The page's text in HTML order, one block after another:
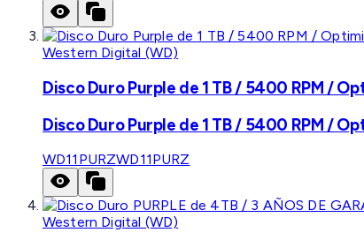
Western Digital (WD)
Disco Duro Purple de 1 TB / 5400 RPM /
Disco Duro Purple de 1 TB / 5400 RPM /
WD11PURZWD11PURZ
Western Digital (WD)